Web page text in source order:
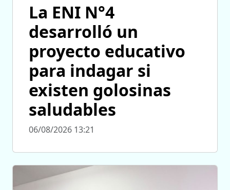
La ENI N°4
desarrolló un
proyecto educativo
para indagar si
existen golosinas
saludables
06/08/2026 13:21